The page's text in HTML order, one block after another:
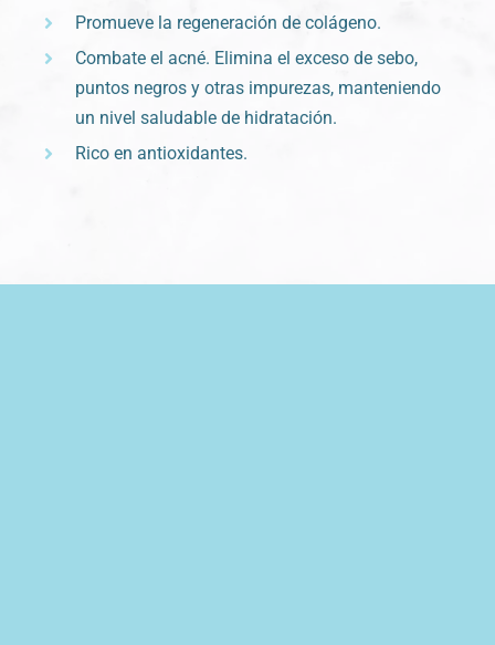
Promueve la regeneración de colágeno.
Combate el acné. Elimina el exceso de sebo,
puntos negros y otras impurezas, manteniendo
un nivel saludable de hidratación.
Rico en antioxidantes.